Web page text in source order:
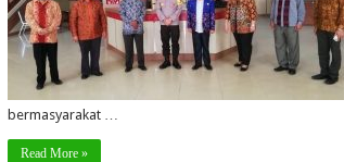
bermasyarakat …
Read More »